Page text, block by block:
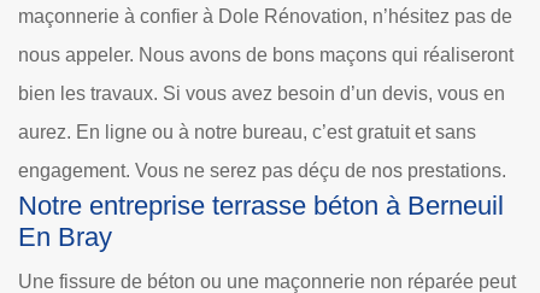
maçonnerie à confier à Dole Rénovation, n’hésitez pas de
nous appeler. Nous avons de bons maçons qui réaliseront
bien les travaux. Si vous avez besoin d’un devis, vous en
aurez. En ligne ou à notre bureau, c’est gratuit et sans
engagement. Vous ne serez pas déçu de nos prestations.
Notre entreprise terrasse béton à Berneuil
En Bray
Une fissure de béton ou une maçonnerie non réparée peut